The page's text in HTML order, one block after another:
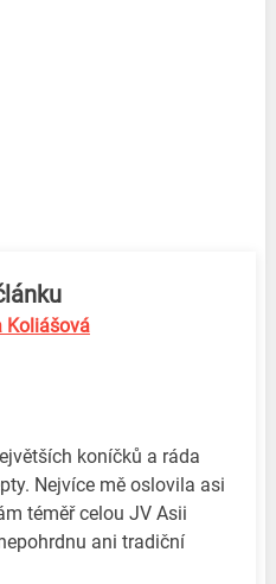
Koliášová
koníčků a ráda
Nejvíce mě oslovila asi
téměř celou JV Asii
ani tradiční